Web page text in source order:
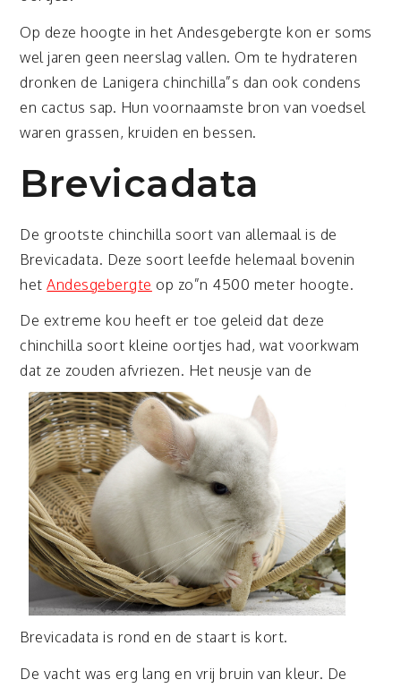
Op deze hoogte in het Andesgebergte kon er soms
wel jaren geen neerslag vallen. Om te hydrateren
dronken de Lanigera chinchilla”s dan ook condens
en cactus sap. Hun voornaamste bron van voedsel
waren grassen, kruiden en bessen.
Brevicadata
De grootste chinchilla soort van allemaal is de
Brevicadata. Deze soort leefde helemaal bovenin
hetAndesgebergte op zo”n 4500 meter hoogte.
De extreme kou heeft er toe geleid dat deze
chinchilla soort kleine oortjes had, wat voorkwam
dat ze zouden afvriezen. Het neusje van de
Brevicadata is rond en de staart is kort.
De vacht was erg lang en vrij bruin van kleur. De